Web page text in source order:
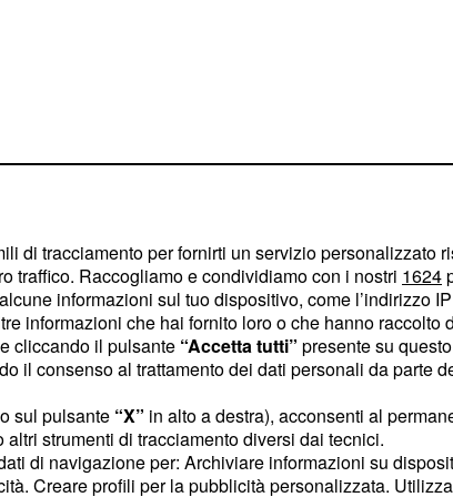
sei mesi fa alla
correre in attesa di
potrà arrivare.
di tracciamento per fornirti un servizio personalizzato
traffico. Raccogliamo e condividiamo con i nostri 1624
informazioni sul tuo dispositivo, come l’indirizzo
informazioni che hai fornito loro o che hanno raccolto
cliccando il pulsante “Accetta tutti” presente su
il consenso al trattamento dei dati personali da parte
sul pulsante “X” in alto a destra), acconsenti al
strumenti di tracciamento diversi dai tecnici.
di navigazione per: Archiviare informazioni su
Creare profili per la pubblicità personalizzata.